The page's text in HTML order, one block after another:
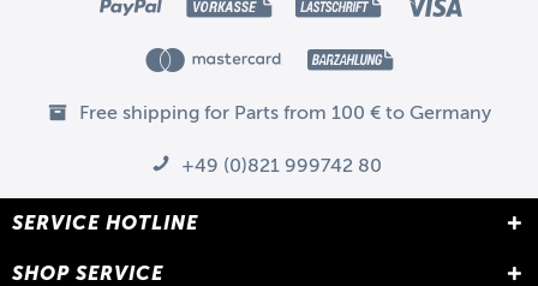
Free shipping for Parts from 100 € to Germany
+49 (0)821 999742 80
SERVICE HOTLINE
SHOP SERVICE